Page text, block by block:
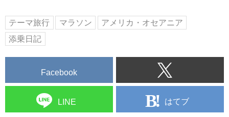
テーマ旅行 マラソン
アメリカ・オセアニア
添乗日記
Facebook
LINE はてブ